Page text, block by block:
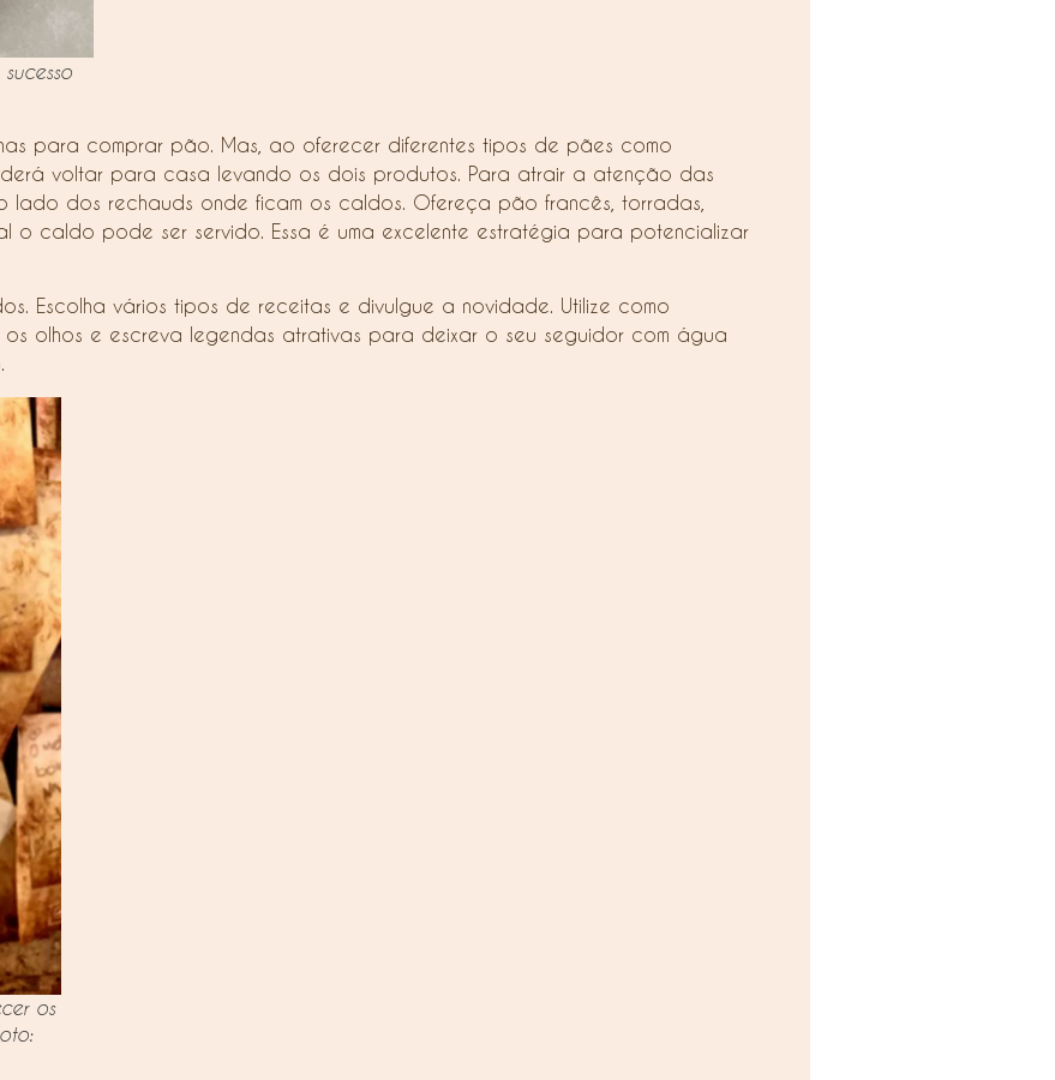
para comprar pão. Mas, ao oferecer diferentes tipos de pães como
voltar para casa levando os dois produtos. Para atrair a atenção das
dos rechauds onde ficam os caldos. Ofereça pão francês, torradas,
o caldo pode ser servido. Essa é uma excelente estratégia para potencializar
Escolha vários tipos de receitas e divulgue a novidade. Utilize como
os olhos e escreva legendas atrativas para deixar o seu seguidor com água
os